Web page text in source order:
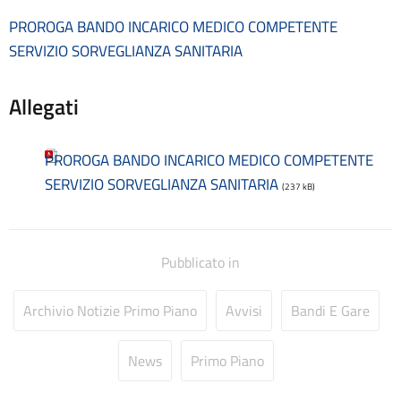
Consulenti e collaboratori
Contatti
Contrattazione collettiva
Cookie Policy (UE)
Corsi
D.S.G.A.
Dirigente Scolastico
Dirigenza
FAQ e VideoTutorial Registro Elettronico CLASSEVIVA
Home
Incarichi conferiti e autorizzati ai dipendenti
PROROGA BANDO INCARICO MEDICO COMPETENTE
SERVIZIO SORVEGLIANZA SANITARIA
Allegati
PROROGA BANDO INCARICO MEDICO COMPETENTE
SERVIZIO SORVEGLIANZA SANITARIA (237 kB)
Pubblicato in
Archivio Notizie Primo Piano Avvisi Bandi E Gare
News Primo Piano